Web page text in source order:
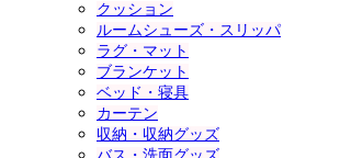
クッション
ルームシューズ・スリッパ
ラグ・マット
ブランケット
ベッド・寝具
カーテン
収納・収納グッズ